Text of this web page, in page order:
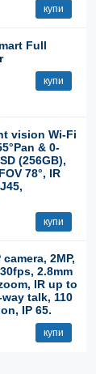
купи
Full
купи
vision Wi-Fi
& 0-
(256GB),
78°, IR
купи
2MP,
2.8mm
IR up to
talk, 110
IP 65.
купи